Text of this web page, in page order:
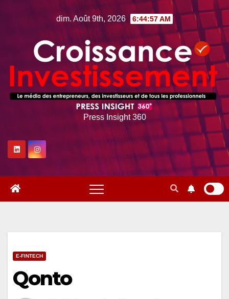
dim. Août 9th, 2026 6:44:58 AM
Press Insight 360
E-FINTECH
Qonto